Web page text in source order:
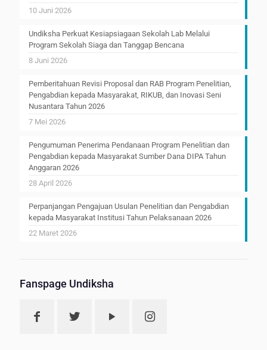
10 Juni 2026
Undiksha Perkuat Kesiapsiagaan Sekolah Lab Melalui
Program Sekolah Siaga dan Tanggap Bencana
8 Juni 2026
Pemberitahuan Revisi Proposal dan RAB Program Penelitian,
Pengabdian kepada Masyarakat, RIKUB, dan Inovasi Seni
Nusantara Tahun 2026
7 Mei 2026
Pengumuman Penerima Pendanaan Program Penelitian dan
Pengabdian kepada Masyarakat Sumber Dana DIPA Tahun
Anggaran 2026
28 April 2026
Perpanjangan Pengajuan Usulan Penelitian dan Pengabdian
kepada Masyarakat Institusi Tahun Pelaksanaan 2026
22 Maret 2026
Fanspage Undiksha